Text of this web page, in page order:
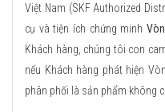
Việt Nam (SKF Authorized
cụ và tiện ích chứng minh
Khách hàng, chúng tôi con
nếu Khách hàng phát hiện
phân phối là sản phẩm không